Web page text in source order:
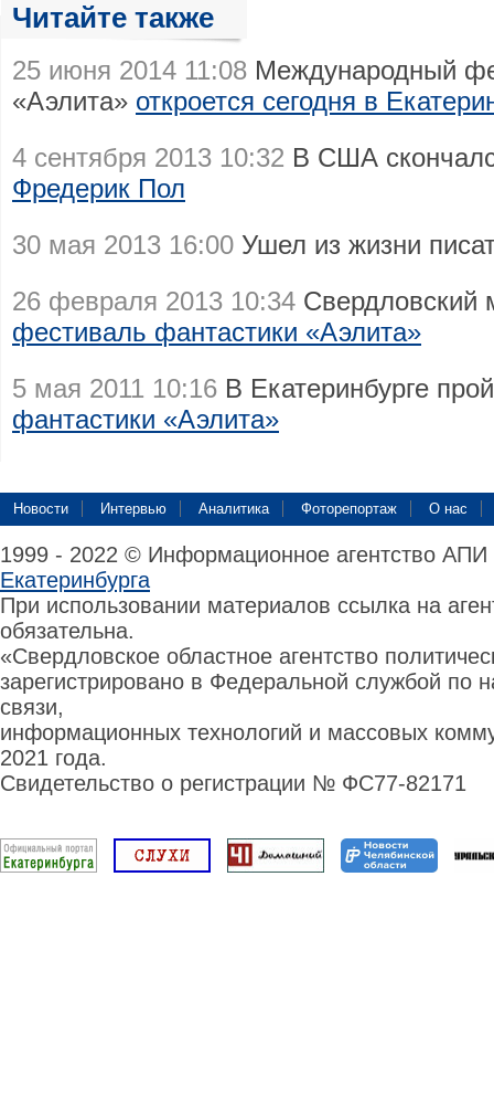
Читайте также
25 июня 2014 11:08 Международный
«Аэлита» откроется сегодня в
4 сентября 2013 10:32 В США
Фредерик Пол
30 мая 2013 16:00 Ушел из жизни
26 февраля 2013 10:34 Свердловский
фестиваль фантастики «Аэлита»
5 мая 2011 10:16 В Екатеринбурге
фантастики «Аэлита»
Новости Интервью Аналитика Фоторепортаж О нас
1999 - 2022 © Информационное агентство
Екатеринбурга
При использовании материалов ссылка на
обязательна.
«Свердловское областное агентство
зарегистрировано в Федеральной службой по
связи,
информационных технологий и массовых
2021 года.
Свидетельство о регистрации № ФС77-82171